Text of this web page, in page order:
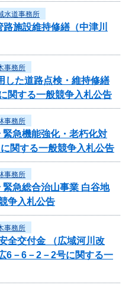
水道事務所
施設維持修繕（中津川
事務所
した道路点検・維持修繕
関する一般競争入札公告
事務所
緊急機能強化・老朽化対
関する一般競争入札公告
事務所
緊急総合治山事業 白谷地
争入札公告
事務所
全交付金 （広域河川改
－6－2－2号に関する一